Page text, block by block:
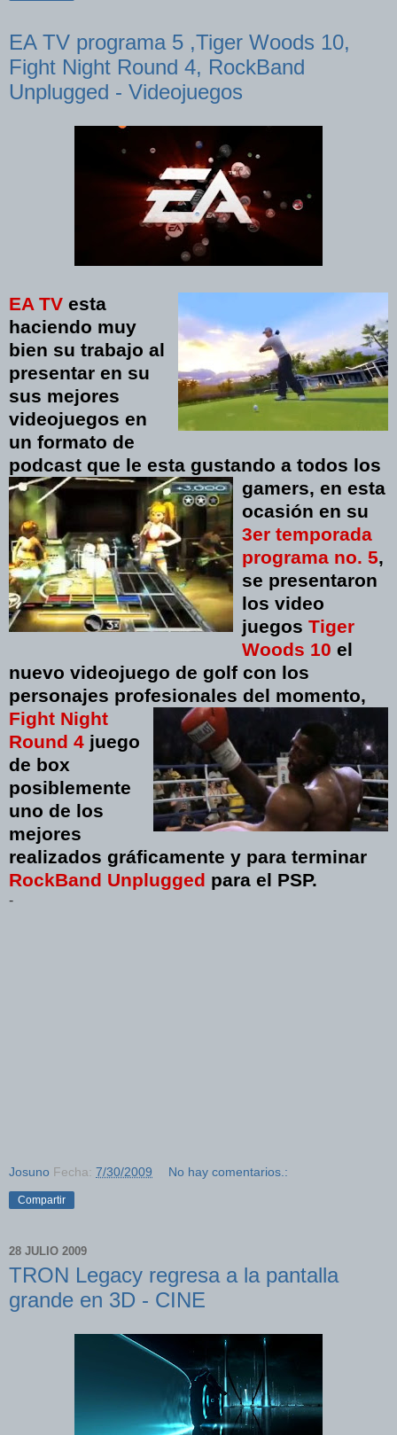
EA TV programa 5 ,Tiger Woods 10,
Fight Night Round 4, RockBand
Unplugged - Videojuegos
EA TV esta
haciendo muy
bien su trabajo al
presentar en su
sus mejores
videojuegos en
un formato de
podcast que le esta gustando a todos los
gamers, en esta
ocasión en su
3er temporada
programa no. 5,
se presentaron
los video
juegos Tiger
Woods 10 el
nuevo videojuego de golf con los
personajes profesionales del momento,
Fight Night
Round 4 juego
de box
posiblemente
uno de los
mejores
realizados gráficamente y para terminar
RockBand Unplugged para el PSP.
-
Josuno Fecha: 7/30/2009 No hay comentarios.:
Compartir
28 JULIO 2009
TRON Legacy regresa a la pantalla
grande en 3D - CINE